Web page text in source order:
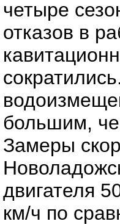
четыре
отказов в
большим,
Замеры
двигателя
км/ч по